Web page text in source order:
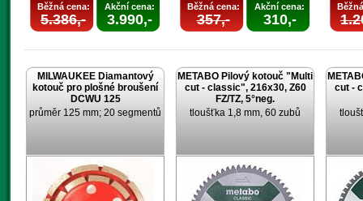
Běžná cena:
5.386,-
Akční cena:
3.990,-
Běžná cena:
357,-
Akční cena:
310,-
MILWAUKEE Diamantový
kotouč pro plošné broušení
DCWU 125
průměr 125 mm; 20 segmentů
METABO Pilový kotouč "Multi
cut - classic", 216x30, Z60
FZ/TZ, 5°neg.
tloušťka 1,8 mm, 60 zubů
cut -